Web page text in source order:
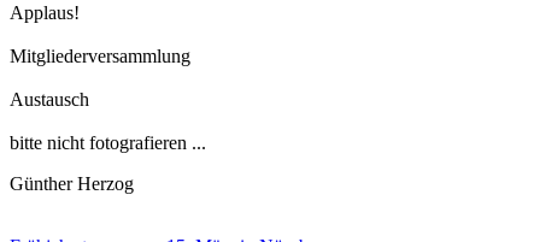
Applaus!
Mitgliederversammlung
Austausch
bitte nicht fotografieren ...
Günther Herzog